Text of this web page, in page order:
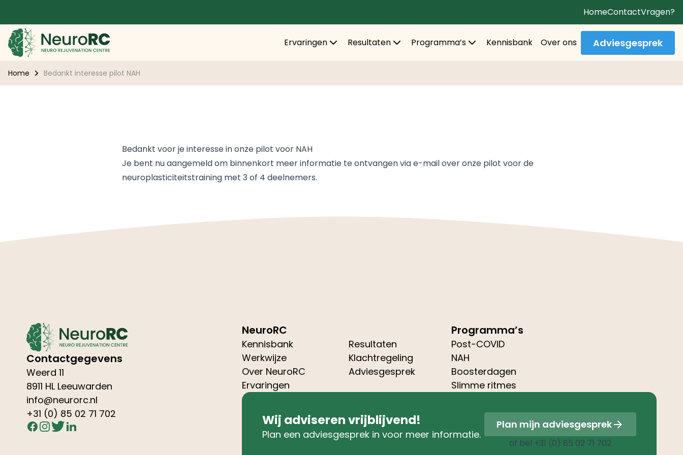
HomeContactVragen?
Ervaringen Resultaten Programma’s Kennisbank Over ons Adviesgesprek
Home Bedankt interesse pilot NAH
Bedankt voor je interesse in onze pilot voor NAH
Je bent nu aangemeld om binnenkort meer informatie te ontvangen via e-mail over onze pilot voor de
neuroplasticiteitstraining met 3 of 4 deelnemers.
Contactgegevens
Weerd 11
8911 HL Leeuwarden
info@neurorc.nl
+31 (0) 85 02 71 702
NeuroRC
Kennisbank
Werkwijze
Over NeuroRC
Ervaringen
Resultaten
Klachtregeling
Adviesgesprek
Programma’s
Post-COVID
NAH
Boosterdagen
Slimme ritmes
Wij adviseren vrijblijvend!
Plan een adviesgesprek in voor meer informatie.
Plan mijn adviesgesprek
of bel +31 (0) 85 02 71 702